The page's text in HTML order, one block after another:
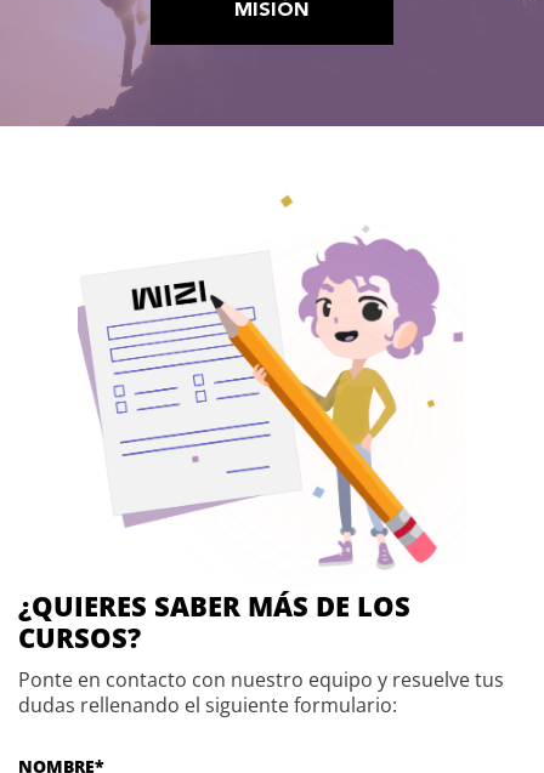
MISIÓN
¿QUIERES SABER MÁS DE LOS
CURSOS?
Ponte en contacto con nuestro equipo y resuelve tus
dudas rellenando el siguiente formulario:
NOMBRE*